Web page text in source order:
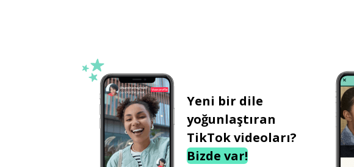
Yeni bir dile
yoğunlaştıran
TikTok videoları?
Bizde var!